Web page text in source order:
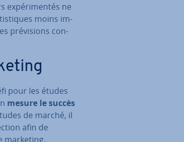
ex­pé­ri­men­tés ne
moins im­
pré­vi­sions con­
pour les études
mesure le succès
de marché, il
afin de
marketing.